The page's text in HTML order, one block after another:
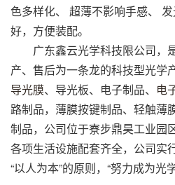
色多样化、 超薄不影响手感、
好，方便装配。
广东鑫云光学科技限公司，
产、售后为一条龙的科技型光学
导光膜、导光板、电子制品、 电
路制品，薄膜按键制品、轻触薄
制品，公司位于寮步鼎昊工业园
各项生活设施配套齐全，公司实
“以人为本”的原则，“努力成为光